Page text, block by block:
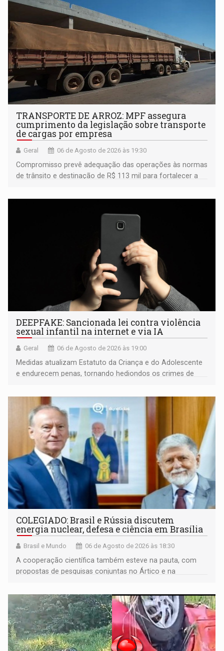
TRANSPORTE DE ARROZ: MPF assegura
cumprimento da legislação sobre transporte
de cargas por empresa
Geral 06 de Agosto de 2026 às 19:30
Compromisso prevê adequação das operações às normas
de trânsito e destinação de R$ 113 mil para fortalecer a
DEEPFAKE: Sancionada lei contra violência
sexual infantil na internet e via IA
Geral 06 de Agosto de 2026 às 19:00
Medidas atualizam Estatuto da Criança e do Adolescente
e endurecem penas, tornando hediondos os crimes de
COLEGIADO: Brasil e Rússia discutem
energia nuclear, defesa e ciência em Brasília
Brasil e Mundo 06 de Agosto de 2026 às 18:30
A cooperação científica também esteve na pauta, com
propostas de pesquisas conjuntas no Ártico e na